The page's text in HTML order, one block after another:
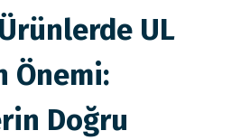
UL
Önemi:
Doğru